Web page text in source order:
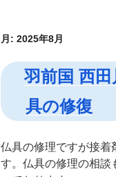
月: 2025年8月
羽前国 西
具の修復
仏具の修理ですが接着
す。仏具の修理の相談